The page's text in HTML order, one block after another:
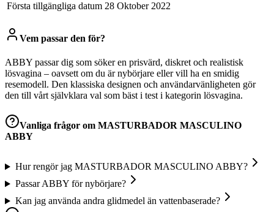
Första tillgängliga datum 28 Oktober 2022
Vem passar den för?
ABBY passar dig som söker en prisvärd, diskret och realistisk
lösvagina – oavsett om du är nybörjare eller vill ha en smidig
resemodell. Den klassiska designen och användarvänligheten gör
den till vårt självklara val som bäst i test i kategorin lösvagina.
Vanliga frågor om MASTURBADOR MASCULINO
ABBY
Hur rengör jag MASTURBADOR MASCULINO ABBY?
Passar ABBY för nybörjare?
Kan jag använda andra glidmedel än vattenbaserade?